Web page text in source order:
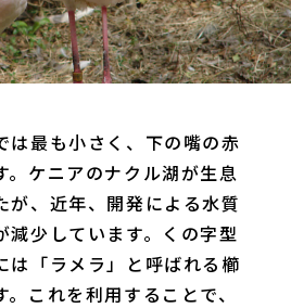
は最も小さく、下の嘴の赤
。ケニアのナクル湖が生息
が、近年、開発による水質
減少しています。くの字型
は「ラメラ」と呼ばれる櫛
これを利用することで、